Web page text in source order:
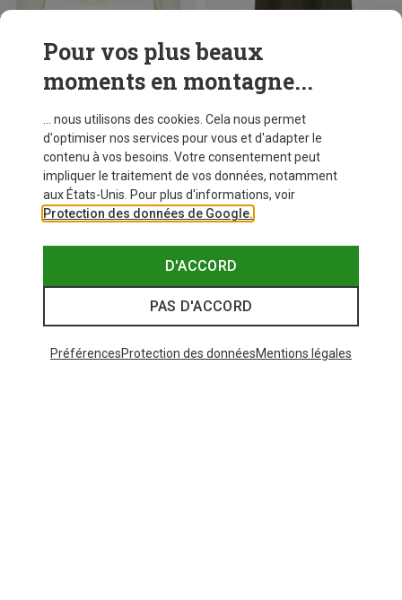
Vous économisez 60% Vous économisez 39%
Pour vos plus beaux
moments en montagne...
... nous utilisons des cookies. Cela nous permet
d'optimiser nos services pour vous et d'adapter le
contenu à vos besoins. Votre consentement peut
impliquer le traitement de vos données, notamment
aux États-Unis. Pour plus d'informations, voir
Protection des données de Google.
D'ACCORD
PAS D'ACCORD
PréférencesProtection des donnéesMentions légales